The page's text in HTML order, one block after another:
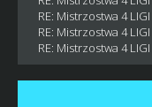
RE: Mistrzostwa 4 LIGI
RE: Mistrzostwa 4 LIGI
RE: Mistrzostwa 4 LIGI